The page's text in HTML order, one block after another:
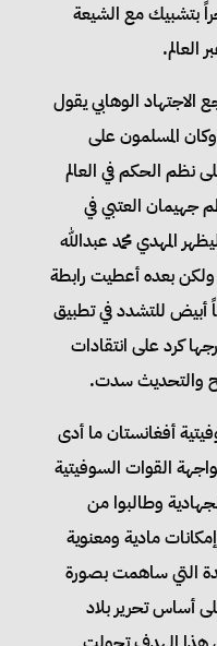
بتشبيك مع الشيعة
العالم.
الوهابي يقول
المسلمون على
نظم الحكم في العالم
جهيمان العتبي في
المهدي محمد عبدالله
بعده أعطيت رابطة
أبيض للتشدد في تطبيق
كرد على انتقادات
والتحديث سدت.
السوفيتية أفغانستان ما أدى
القوات السوفيتية
وطالبوا من
مادية ومعنوية
التي ساهمت بصورة
أساس تحرير بلاد